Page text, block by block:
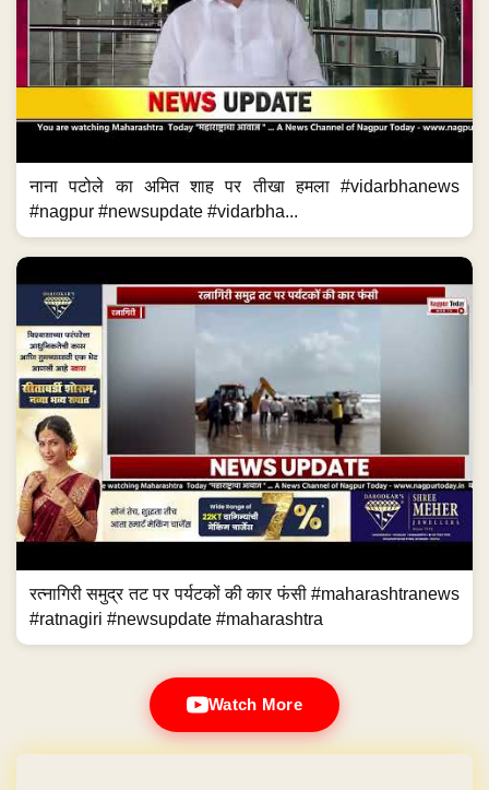
नाना पटोले का अमित शाह पर तीखा हमला #vidarbhanews
#nagpur #newsupdate #vidarbha...
रत्नागिरी समुद्र तट पर पर्यटकों की कार फंसी #maharashtranews
#ratnagiri #newsupdate #maharashtra
Watch More